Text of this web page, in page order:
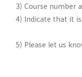
3) Course number
4) Indicate that it
5) Please let us